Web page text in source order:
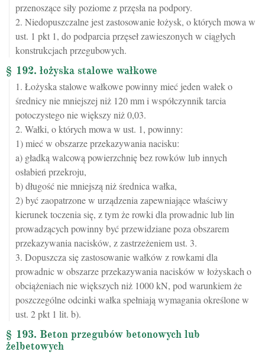
przenoszące siły poziome z przęsła na podpory.
2. Niedopuszczalne jest zastosowanie łożysk, o których mowa w
ust. 1 pkt 1, do podparcia przęseł zawieszonych w ciągłych
konstrukcjach przegubowych.
§ 192. łożyska stalowe wałkowe
1. Łożyska stalowe wałkowe powinny mieć jeden wałek o
średnicy nie mniejszej niż 120 mm i współczynnik tarcia
potoczystego nie większy niż 0,03.
2. Wałki, o których mowa w ust. 1, powinny:
1) mieć w obszarze przekazywania nacisku:
a) gładką walcową powierzchnię bez rowków lub innych
osłabień przekroju,
b) długość nie mniejszą niż średnica wałka,
2) być zaopatrzone w urządzenia zapewniające właściwy
kierunek toczenia się, z tym że rowki dla prowadnic lub lin
prowadzących powinny być przewidziane poza obszarem
przekazywania nacisków, z zastrzeżeniem ust. 3.
3. Dopuszcza się zastosowanie wałków z rowkami dla
prowadnic w obszarze przekazywania nacisków w łożyskach o
obciążeniach nie większych niż 1000 kN, pod warunkiem że
poszczególne odcinki wałka spełniają wymagania określone w
ust. 2 pkt 1 lit. b).
§ 193. Beton przegubów betonowych lub
żelbetowych